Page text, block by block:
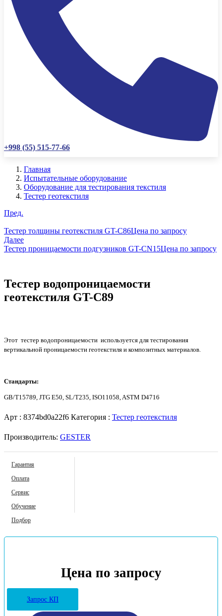
+998 (55) 515-77-66
Главная
Испытательные оборудование
Оборудование для тестирования текстиля
Тестер геотекстиля
Пред.
Тестер толщины геотекстиля GT-C86Цена по запросу
Далее
Тестер проницаемости подгузников GT-CN15Цена по запросу
Тестер водопроницаемости
геотекстиля GT-C89
Этот тестер водопроницаемости используется для тестирования
вертикальной проницаемости геотекстиля и композитных материалов.
Стандарты:
GB/T15789, JTG E50, SL/T235, ISO11058, ASTM D4716
Арт : 8374bd0a22f6 Категория : Тестер геотекстиля
Производитель: GESTER
Гарантия
Оплата
Сервис
Обучение
Подбор
Цена по запросу
Запрос КП